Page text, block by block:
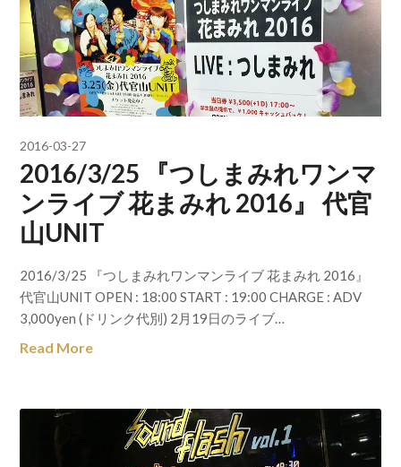
2016-03-27
2016/3/25 『つしまみれワンマ
ンライブ 花まみれ 2016』 代官
山UNIT
2016/3/25 『つしまみれワンマンライブ 花まみれ 2016』
代官山UNIT OPEN : 18:00 START : 19:00 CHARGE : ADV
3,000yen (ドリンク代別) 2月19日のライブ…
Read More